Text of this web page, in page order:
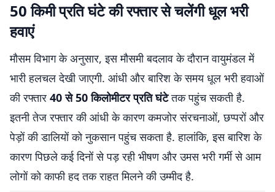
50 किमी प्रति घंटे की रफ्तार से चलेंगी धूल भरी
हवाएं
मौसम विभाग के अनुसार, इस मौसमी बदलाव के दौरान वायुमंडल में
भारी हलचल देखी जाएगी. आंधी और बारिश के समय धूल भरी हवाओं
की रफ्तार 40 से 50 किलोमीटर प्रति घंटेतक पहुंच सकती है.
इतनी तेज रफ्तार की आंधी के कारण कमजोर संरचनाओं, छप्परों और
पेड़ों की डालियों को नुकसान पहुंच सकता है. हालांकि, इस बारिश के
कारण पिछले कई दिनों से पड़ रही भीषण और उमस भरी गर्मी से आम
लोगों को काफी हद तक राहत मिलने की उम्मीद है.